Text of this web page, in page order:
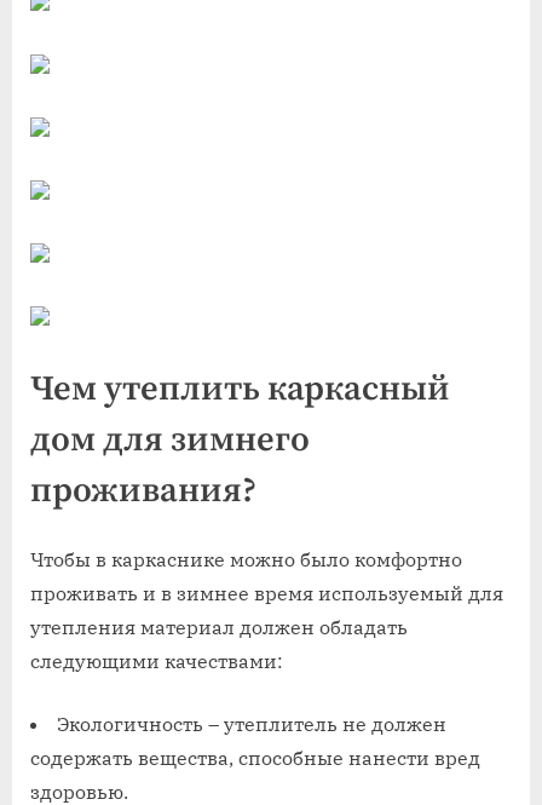
Чем утеплить каркасный
дом для зимнего
проживания?
Чтобы в каркаснике можно было комфортно
проживать и в зимнее время используемый для
утепления материал должен обладать
следующими качествами:
Экологичность – утеплитель не должен
содержать вещества, способные нанести вред
здоровью.